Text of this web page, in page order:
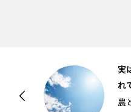
実
れ
農